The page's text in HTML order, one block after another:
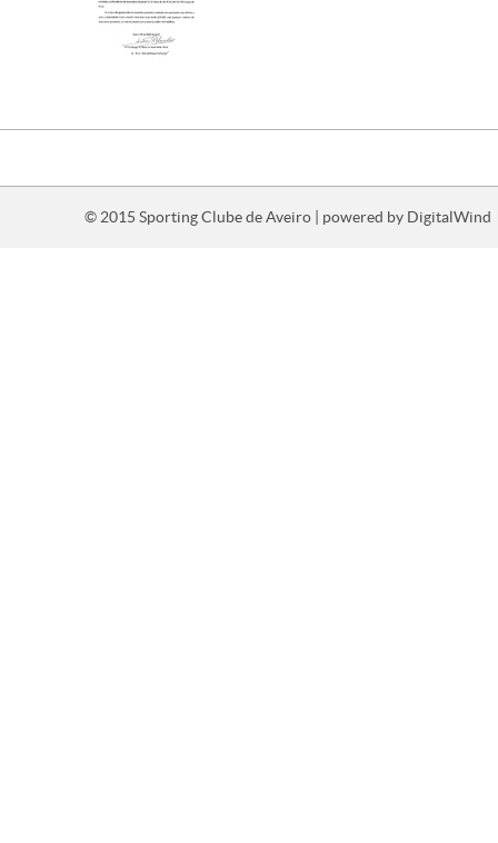
© 2015 Sporting Clube de Aveiro | powered by DigitalWind